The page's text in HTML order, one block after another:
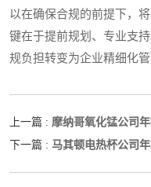
以在确保合规的前提下，
键在于提前规划、专业支
规负担转变为企业精细化管
上一篇 : 摩纳哥氧化锰公司
下一篇 : 马其顿电热杯公司